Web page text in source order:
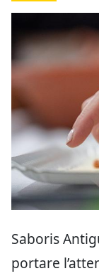
Saboris
portare